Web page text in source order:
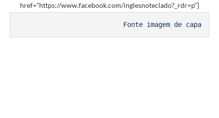
href=”https://www.facebook.com/inglesnoteclado?_rdr=p”]
Fonte imagem de capa